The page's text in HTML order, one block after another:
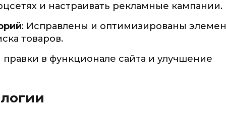
и настраивать рекламные кампании.
: Исправлены и оптимизированы
товаров.
правки в функционале сайта и улучшение